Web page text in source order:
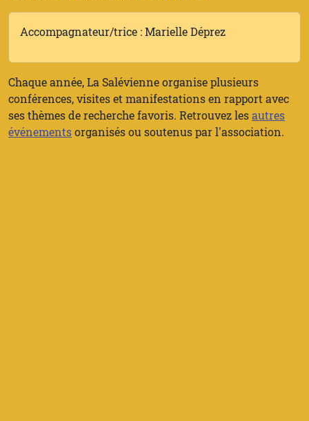
Accompagnateur/trice : Marielle Déprez
Chaque année, La Salévienne organise plusieurs
conférences, visites et manifestations en rapport avec
ses thèmes de recherche favoris. Retrouvez lesautres
événementsorganisés ou soutenus par l'association.